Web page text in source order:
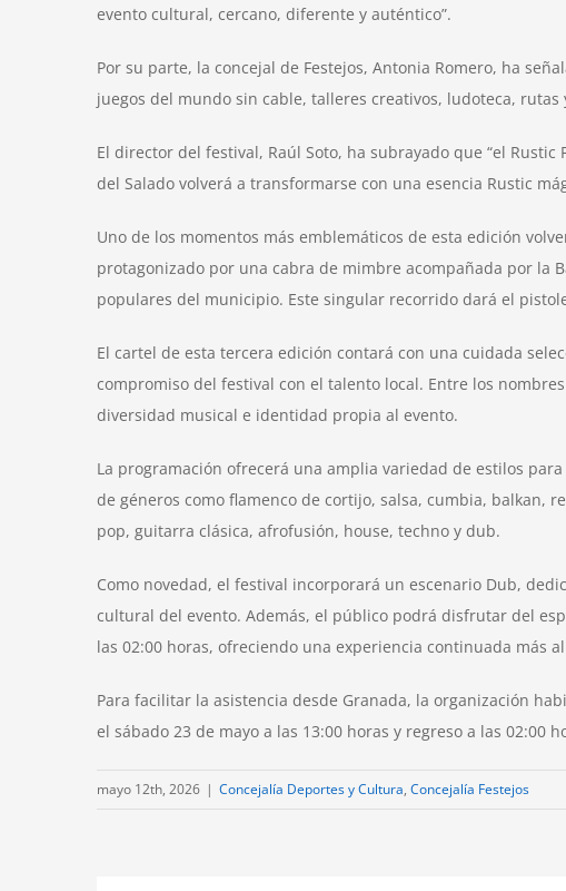
evento cultural, cercano, diferente y auténtico”.
Por su parte, la concejal de Festejos, Antonia Romero, ha
juegos del mundo sin cable, talleres creativos, ludoteca, rutas
El director del festival, Raúl Soto, ha subrayado que “el
del Salado volverá a transformarse con una esencia Rustic
Uno de los momentos más emblemáticos de esta edición
protagonizado por una cabra de mimbre acompañada por la
populares del municipio. Este singular recorrido dará el
El cartel de esta tercera edición contará con una cuidada
compromiso del festival con el talento local. Entre los
diversidad musical e identidad propia al evento.
La programación ofrecerá una amplia variedad de estilos
de géneros como flamenco de cortijo, salsa, cumbia, balkan,
pop, guitarra clásica, afrofusión, house, techno y dub.
Como novedad, el festival incorporará un escenario Dub,
cultural del evento. Además, el público podrá disfrutar del
las 02:00 horas, ofreciendo una experiencia continuada más
Para facilitar la asistencia desde Granada, la organización
el sábado 23 de mayo a las 13:00 horas y regreso a las 02:00
mayo 12th, 2026 | Concejalía Deportes y Cultura, Concejalía Festejos